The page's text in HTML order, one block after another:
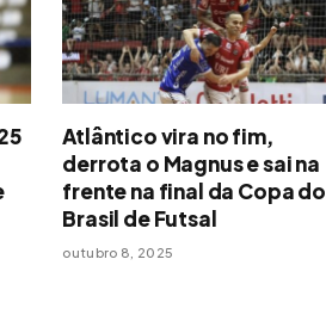
Atlântico vira no fim,
derrota o Magnus e sai na
frente na final da Copa do
Brasil de Futsal
outubro 8, 2025